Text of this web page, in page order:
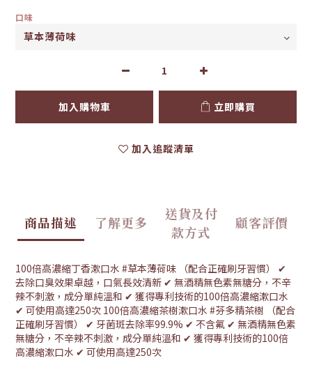
口味
加入購物車 立即購買
加入追蹤清單
商品描述 了解更多
送貨及付
款方式
顧客評價
100倍高濃縮丁香漱口水 #草本薄荷味 （配合正確刷牙習慣） ✔
去除口臭效果卓越，口氣長效清新 ✔ 無酒精無色素無糖分，不辛
辣不刺激，成分單純溫和 ✔ 獲得專利技術的100倍高濃縮漱口水
✔ 可使用高達250次 100倍高濃縮茶樹漱口水 #芬多精茶樹 （配合
正確刷牙習慣） ✔ 牙菌斑去除率99.9% ✔ 不含氟 ✔ 無酒精無色素
無糖分，不辛辣不刺激，成分單純溫和 ✔ 獲得專利技術的100倍
高濃縮漱口水 ✔ 可使用高達250次